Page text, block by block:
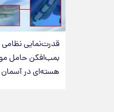
قدرت‌نمایی
بمب‌افکن حامل
هسته‌ای در